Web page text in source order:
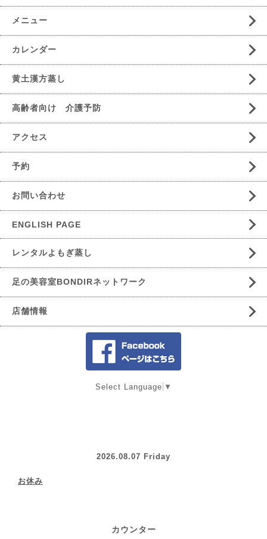
メニュー
カレンダー
黄土漢方蒸し
高齢者向け 介護予防
アクセス
予約
お問い合わせ
ENGLISH PAGE
レンタルよもぎ蒸し
足の美容室BONDIRネットワーク
店舗情報
Select Language ▼
2026.08.07 Friday
お休み
カウンター